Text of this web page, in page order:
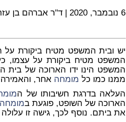
6 נובמבר, 2020 | ד"ר אברהם בן
יש ובית המשפט מטיח ביקורת על
המשפט מטיח ביקורת על עצמו,
המשפט הינו ידו הארוכה של בית
ממנו כמו כל מומחה אחר, והאמירה
העלאה בדרגת חשיבותו של ה
הארוכה של השופט, פוגעת במומחה
את ביתם. נוסף לכך, גישה זו